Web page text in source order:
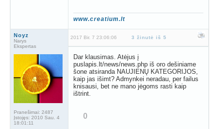
www.creatium.lt
Noyz
Narys
Ekspertas
Pranešimai: 2487
Įstojęs: 2010 Sau. 4
18:01:11
2017 Bir. 7 23:06:06 3 žinutė iš 5
Dar klausimas. Atėjus į
puslapis.lt/news/news.php iš oro dešiniame
šone atsiranda NAUJIENŲ KATEGORIJOS,
kaip jas išimt? Admynkei neradau, per failus
knisausi, bet ne mano jėgoms rasti kaip
ištrint.
0